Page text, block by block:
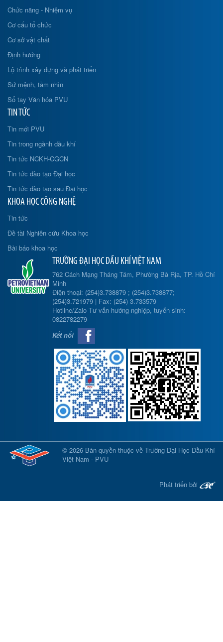
Chức năng - Nhiệm vụ
Cơ cấu tổ chức
Cơ sở vật chất
Định hướng
Lộ trình xây dựng và phát triển
Sứ mệnh, tầm nhìn
Sổ tay Văn hóa PVU
TIN TỨC
Tin mới PVU
Tin trong ngành dầu khí
Tin tức NCKH-CGCN
Tin tức đào tạo Đại học
Tin tức đào tạo sau Đại học
KHOA HỌC CÔNG NGHỆ
Tin tức
Đề tài Nghiên cứu Khoa học
Bài báo khoa học
TRƯỜNG ĐẠI HỌC DẦU KHÍ VIỆT NAM
762 Cách Mạng Tháng Tám, Phường Bà Rịa, TP. Hồ Chí
Minh
Điện thoại: (254)3.738879 ; (254)3.738877;
(254)3.721979 | Fax: (254) 3.733579
Hotline/Zalo Tư vấn hướng nghiệp, tuyển sinh:
0822782279
Kết nối
© 2026 Bản quyền thuộc về Trường Đại Học Dầu Khí
Việt Nam - PVU
Phát triển bởi